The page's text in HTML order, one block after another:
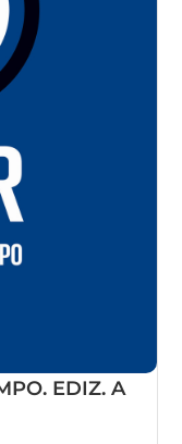
EDIZ. A